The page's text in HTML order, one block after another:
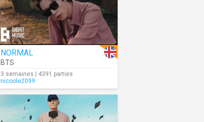
NORMAL
BTS
3 semaines | 4391 parties
nicoole2099